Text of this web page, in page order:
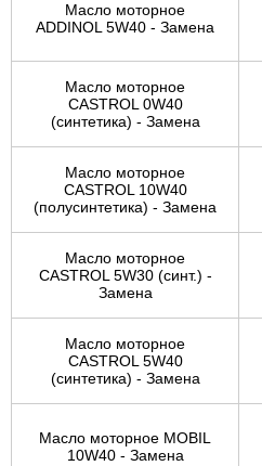
Масло моторное
ADDINOL 5W40 - Замена
Масло моторное
CASTROL 0W40
(синтетика) - Замена
Масло моторное
CASTROL 10W40
(полусинтетика) - Замена
Масло моторное
CASTROL 5W30 (синт.) -
Замена
Масло моторное
CASTROL 5W40
(синтетика) - Замена
Масло моторное MOBIL
10W40 - Замена